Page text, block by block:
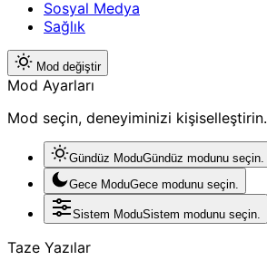
Sosyal Medya
Sağlık
Mod değiştir
Mod Ayarları
Mod seçin, deneyiminizi kişiselleştirin.
Gündüz ModuGündüz modunu seçin.
Gece ModuGece modunu seçin.
Sistem ModuSistem modunu seçin.
Taze Yazılar